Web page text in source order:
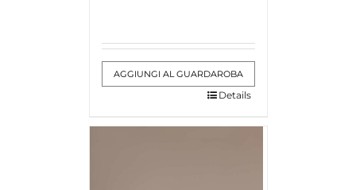
AGGIUNGI AL GUARDAROBA
Details